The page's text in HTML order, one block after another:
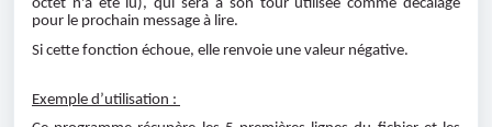
octet n'a été lu), qui sera à son tour utilisée comme décalage
pour le prochain message à lire.
Si cette fonction échoue, elle renvoie une valeur négative.
Exemple d’utilisation :